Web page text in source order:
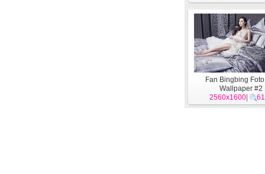
Fan Bingbing
Wallpaper #2
2560x1600